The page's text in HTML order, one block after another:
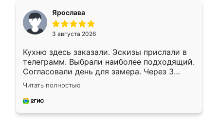
Ярослава
3 августа 2026
Кухню здесь заказали. Эскизы прислали в
телеграмм. Выбрали наиболее подходящий.
Согласовали день для замера. Через 3
недели кухня была уже готова. Остались
довольны работой. Спасибо Ренессанс
мебель за качественную работу!
Читать полностью